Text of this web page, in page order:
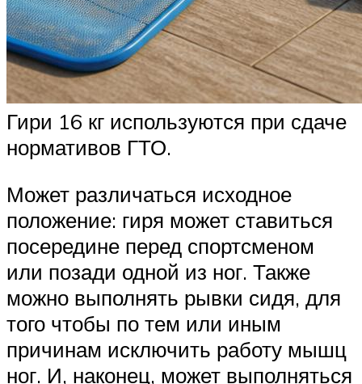
Гири 16 кг используются при сдаче
нормативов ГТО.
Может различаться исходное
положение: гиря может ставиться
посередине перед спортсменом
или позади одной из ног. Также
можно выполнять рывки сидя, для
того чтобы по тем или иным
причинам исключить работу мышц
ног. И, наконец, может выполняться